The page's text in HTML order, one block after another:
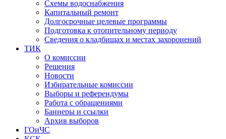
Схемы водоснабжения
Капитальный ремонт
Долгосрочные целевые программы
Подготовка к отопительному периоду
Сведения о кладбищах и местах захоронений
ТИК
О комиссии
Решения
Новости
Избирательные комиссии
Выборы и референдумы
Работа с обращениями
Баннеры и ссылки
Архив выборов
ГОиЧС